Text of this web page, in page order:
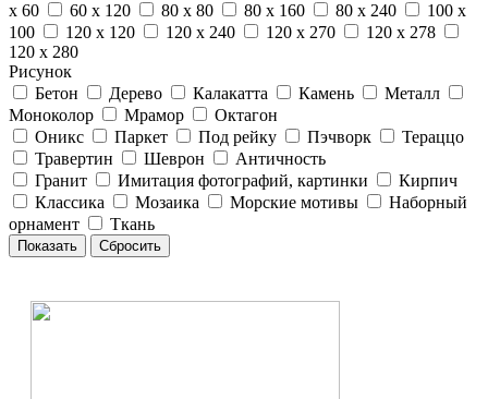
x 60
60 x 120 80 x 80 80 x 160 80 x 240
100 x
100
120 x 120 120 x 240 120 x 270
120 x 278
120 x 280
Рисунок
Бетон
Дерево Калакатта Камень
Металл
Моноколор
Мрамор
Октагон
Оникс
Паркет Под рейку Пэчворк
Тераццо
Травертин
Шеврон
Античность
Гранит
Имитация фотографий, картинки
Кирпич
Классика
Мозаика Морские мотивы
Наборный
орнамент
Ткань